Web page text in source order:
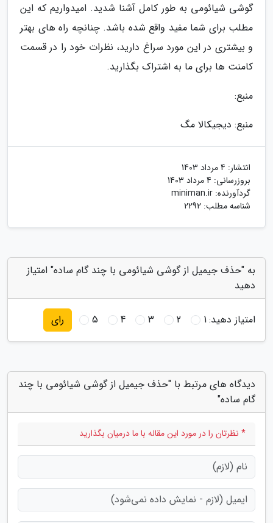
گوشی شیائومی به طور کامل آشنا شدید. امیدواریم که این
مطلب برای شما مفید واقع شده باشد. چنانچه راه های بهتر
و بیشتری در این مورد سراغ دارید، نظرات خود را در قسمت
کامنت ها برای ما به اشتراک بگذارید.
منبع:
منبع: دیجیکالا مگ
انتشار: 4 مرداد 1403
بروزرسانی: 4 مرداد 1403
گردآورنده: miniman.ir
شناسه مطلب: 2292
به "حذف جیمیل از گوشی شیائومی با چند گام ساده" امتیاز
دهید
امتیاز دهید:1
2
3
4
5 رای
دیدگاه های مرتبط با "حذف جیمیل از گوشی شیائومی با چند
گام ساده"
* نظرتان را در مورد این مقاله با ما درمیان بگذارید